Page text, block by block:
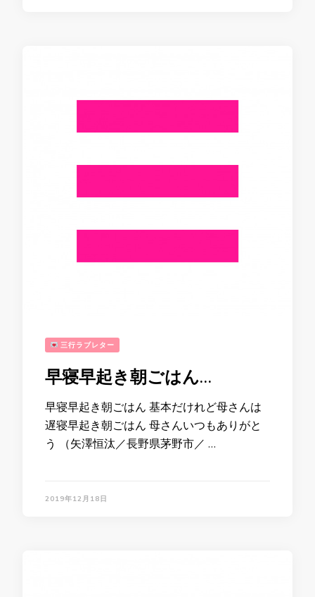
三行ラブレター
早寝早起き朝ごはん…
早寝早起き朝ごはん 基本だけれど母さんは
遅寝早起き朝ごはん 母さんいつもありがと
う （矢澤恒汰／長野県茅野市／ …
2019年12月18日